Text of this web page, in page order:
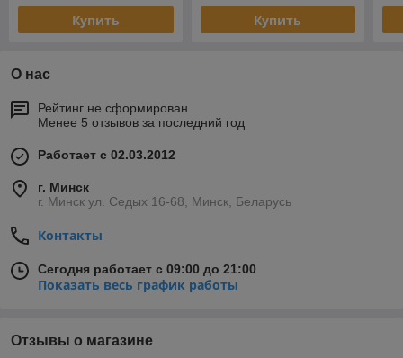
Купить Купить
О нас
Рейтинг не сформирован
Менее 5 отзывов за последний год
Работает с 02.03.2012
г. Минск
г. Минск ул. Седых 16-68, Минск, Беларусь
Контакты
Сегодня работает с 09:00 до 21:00
Показать весь график работы
Отзывы о магазине